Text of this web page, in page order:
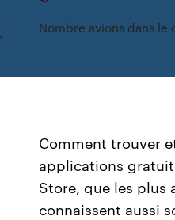
Nombre avions dans le
Comment trouver
applications
Store, que les plus
connaissent aussi